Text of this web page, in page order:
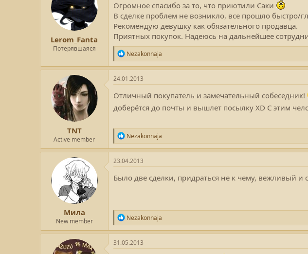
и
:
Lerom_Fanta
Потерявшаяся
Огромное спасибо за то, что приютили Саки
В сделке проблем не возникло, все прошло быстро/
Рекомендую девушку как обязательного продавца.
Приятных покупок. Надеюсь на дальнейшее
Р
е
а
к
ц
и
:
Nezakonnaja
TNT
Active member
24.01.2013
Отличный покупатель и замечательный собеседник!
доберётся до почты и вышлет посылку XD С этим
Р
е
а
к
ц
и
Nezakonnaja
Мила
New member
23.04.2013
Было две сделки, придраться не к чему, вежливый и
Р
е
а
к
ц
Nezakonnaja
31.05.2013